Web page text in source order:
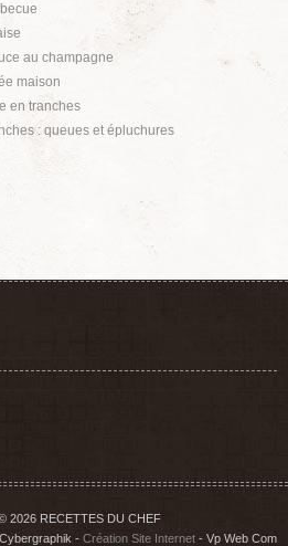
au champagne
maison
en tranches
: queues et épluchures
2026 RECETTES DU CHEF
- Création Site Internet - Vp Web Com